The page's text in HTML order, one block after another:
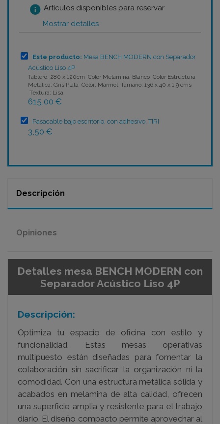
info Artículos disponibles para reservar
Mostrar detalles
Este producto: Mesa BENCH MODERN con Separador
Acústico Liso 4P
Tablero: 280 x 120cm Color Melamina: Blanco Color Estructura
Metálica: Gris Plata Color: Mármol Tamaño: 136 x 40 x 1,9 cms
Textura: Lisa
615,00 €
Pasacable bajo escritorio, con adhesivo, TIRI
3,50 €
Descripción
Opiniones
Detalles mesa BENCH MODERN con
Separador Acústico Liso 4P
Descripción:
Optimiza tu espacio de oficina con estilo y
funcionalidad. Estas mesas operativas
multipuesto están diseñadas para fomentar la
colaboración sin sacrificar la organización ni la
comodidad. Con una estructura metálica sólida y
acabados en melamina de alta calidad, ofrecen
una superficie amplia y resistente para el trabajo
diario. El diseño compacto permite aprovechar al